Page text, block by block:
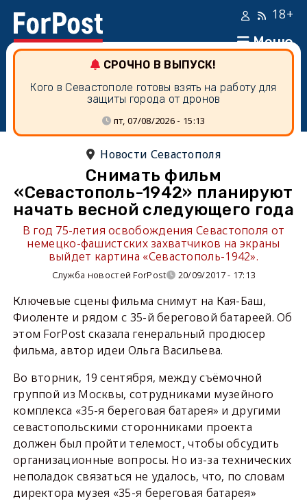
Меню
18+
СРОЧНО В ВЫПУСК!
Кого в Севастополе готовы взять на работу для
защиты города от дронов
пт, 07/08/2026 - 15:13
Новости Севастополя
Снимать фильм
«Севастополь-1942» планируют
начать весной следующего года
В год 75-летия освобождения Севастополя от
немецко-фашистских захватчиков на экраны
выйдет картина «Севастополь-1942».
Служба новостей ForPost 20/09/2017 - 17:13
Ключевые сцены фильма снимут на Кая-Баш,
Фиоленте и рядом с 35-й береговой батареей. Об
этом ForPost сказала генеральный продюсер
фильма, автор идеи Ольга Васильева.
Во вторник, 19 сентября, между съёмочной
группой из Москвы, сотрудниками музейного
комплекса «35-я береговая батарея» и другими
севастопольскими сторонниками проекта
должен был пройти телемост, чтобы обсудить
организационные вопросы. Но из-за технических
неполадок связаться не удалось, что, по словам
директора музея «35-я береговая батарея»